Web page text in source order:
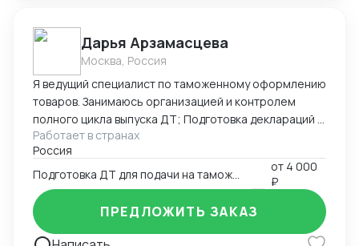
менеджер
Дарья Арзамасцева
Москва, Россия
Я ведущий специалист по таможенному оформлению
товаров. Занимаюсь организацией и контролем
полного цикла выпуска ДТ; Подготовка деклараций в
режиме экспорта ,импорта, реэкспорта
лекарственных средств и медицинский изделий, так
же импорт медицинского оборудования,
таможенная процедура - таможенный склад;
заполнение КДТ. Своевременное и качественное
составление ДТ с соблюдением таможенного
законодательства; Подбор кодов ТН ВЭД; Расчет
Работает в странах
Россия
от 4 000
₽
ПРЕДЛОЖИТЬ ЗАКАЗ